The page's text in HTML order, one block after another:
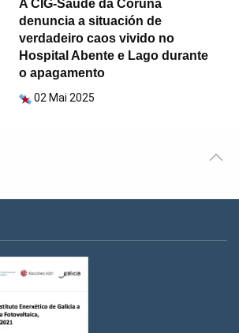
A CIG-Saúde da Coruña
denuncia a situación de
verdadeiro caos vivido no
Hospital Abente e Lago durante
o apagamento
02 Mai 2025